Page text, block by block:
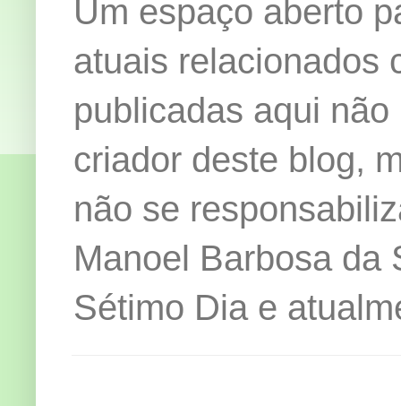
Um espaço aberto
atuais relacionados
publicadas aqui
criador deste blog,
não se
Manoel Barbosa da
Sétimo Dia e